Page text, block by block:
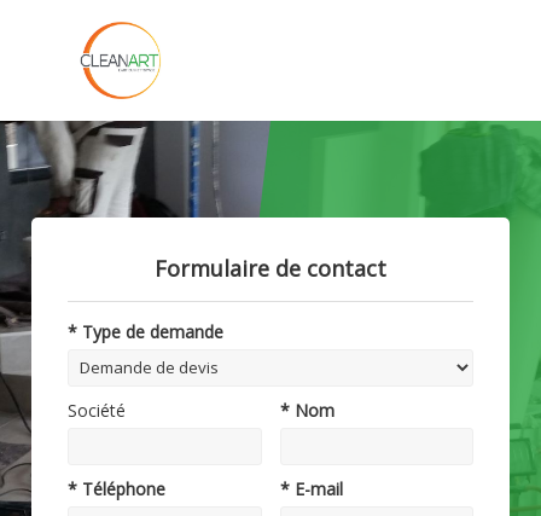
Formulaire de contact
* Type de demande
Société * Nom
* Téléphone * E-mail